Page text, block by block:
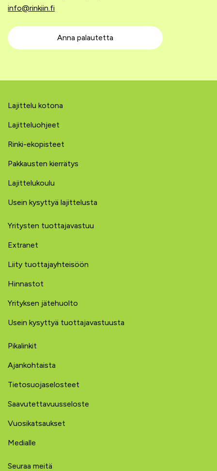
info@rinkiin.fi
Anna palautetta
Lajittelu kotona
Lajitteluohjeet
Rinki-ekopisteet
Pakkausten kierrätys
Lajittelukoulu
Usein kysyttyä lajittelusta
Yritysten tuottajavastuu
Extranet
Liity tuottajayhteisöön
Hinnastot
Yrityksen jätehuolto
Usein kysyttyä tuottajavastuusta
Pikalinkit
Ajankohtaista
Tietosuojaselosteet
Saavutettavuusseloste
Vuosikatsaukset
Medialle
Seuraa meitä